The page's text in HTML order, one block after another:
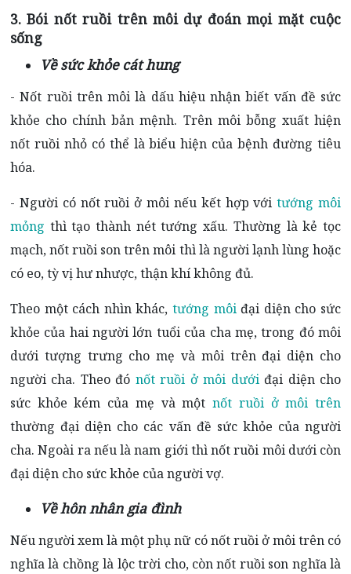
3. Bói nốt ruồi trên môi dự đoán mọi mặt cuộc
sống
Về sức khỏe cát hung
- Nốt ruồi trên môi là dấu hiệu nhận biết vấn đề sức
khỏe cho chính bản mệnh. Trên môi bỗng xuất hiện
nốt ruồi nhỏ có thể là biểu hiện của bệnh đường tiêu
hóa.
- Người có nốt ruồi ở môi nếu kết hợp vớitướng môi
mỏng thì tạo thành nét tướng xấu. Thường là kẻ tọc
mạch, nốt ruồi son trên môi thì là người lạnh lùng hoặc
có eo, tỳ vị hư nhược, thận khí không đủ.
Theo một cách nhìn khác, tướng môiđại diện cho sức
khỏe của hai người lớn tuổi của cha mẹ, trong đó môi
dưới tượng trưng cho mẹ và môi trên đại diện cho
người cha. Theo đó nốt ruồi ở môi dướiđại diện cho
sức khỏe kém của mẹ và mộtnốt ruồi ở môi trên
thường đại diện cho các vấn đề sức khỏe của người
cha. Ngoài ra nếu là nam giới thì nốt ruồi môi dưới còn
đại diện cho sức khỏe của người vợ.
Về hôn nhân gia đình
Nếu người xem là một phụ nữ có nốt ruồi ở môi trên có
nghĩa là chồng là lộc trời cho, còn nốt ruồi son nghĩa là